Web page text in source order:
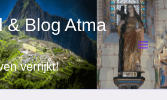
& Blog Atma
verrijkt!